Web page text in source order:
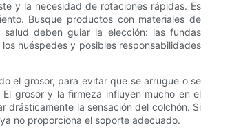
y la necesidad de rotaciones rápidas. Es
Busque productos con materiales de
deben guiar la elección: las fundas
huéspedes y posibles responsabilidades
el grosor, para evitar que se arrugue o se
grosor y la firmeza influyen mucho en el
drásticamente la sensación del colchón. Si
no proporciona el soporte adecuado.